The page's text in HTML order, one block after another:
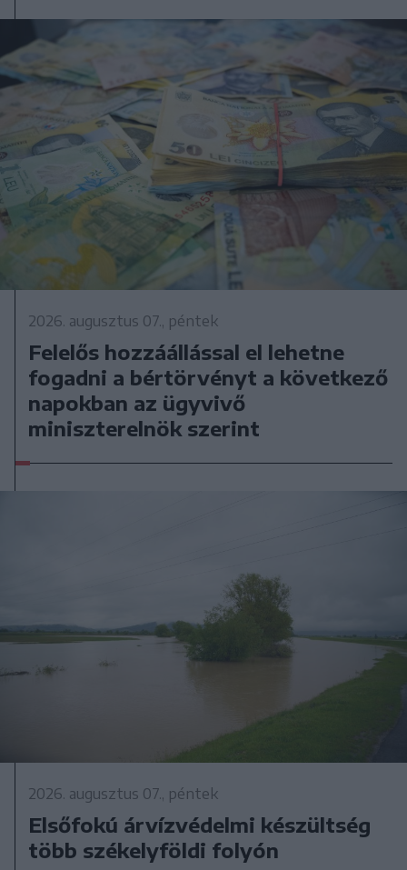
2026. augusztus 07., péntek
Felelős hozzáállással el lehetne
fogadni a bértörvényt a következő
napokban az ügyvivő
miniszterelnök szerint
2026. augusztus 07., péntek
Elsőfokú árvízvédelmi készültség
több székelyföldi folyón